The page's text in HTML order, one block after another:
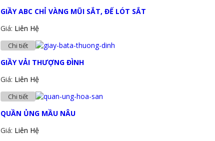
GIẦY ABC CHỈ VÀNG MŨI SẮT, ĐẾ LÓT SẮT
Giá: Liên Hệ
Chi tiết
GIẦY VẢI THƯỢNG ĐÌNH
Giá: Liên Hệ
Chi tiết
QUẦN ỦNG MẦU NÂU
Giá: Liên Hệ